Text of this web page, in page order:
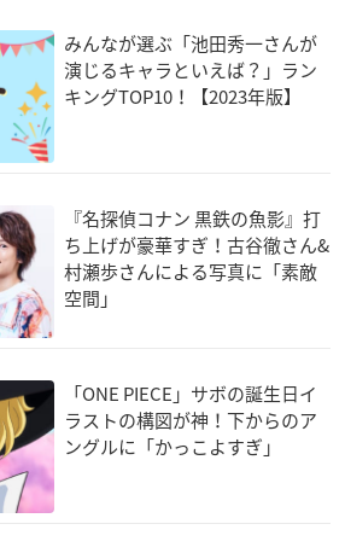
HE ORIGIN 激突 ル
ウム会戦
アムロ・レイ
HE ORIGIN Ⅳ 運命
の前夜
アムロ・レイ
機動戦士ガンダム T
HE ORIGIN II 哀しみ
のアルテイシア
みんなが選ぶ「池田秀一さんが
演じるキャラといえば？」ラン
キングTOP10！【2023年版】
『名探偵コナン 黒鉄の魚影』打
ち上げが豪華すぎ！古谷徹さん&
村瀬歩さんによる写真に「素敵
空間」
「ONE PIECE」サボの誕生日イ
ラストの構図が神！下からのア
ングルに「かっこよすぎ」